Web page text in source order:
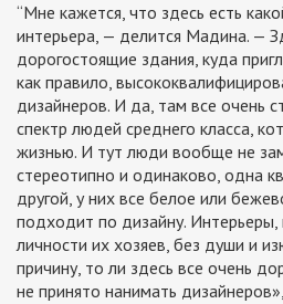
“Мне кажется, что здесь есть
интерьера, — делится Мадина. —
дорогостоящие здания, куда
как правило,
дизайнеров. И да, там все очень
спектр людей среднего класса,
жизнью. И тут люди вообще не
стереотипно и одинаково, одна
другой, у них все белое или
подходит по дизайну.
личности их хозяев, без души и
причину, то ли здесь все очень
не принято нанимать